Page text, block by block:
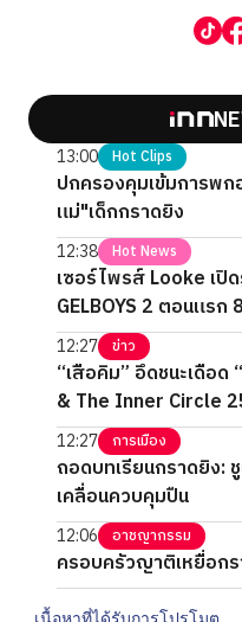
13:00 Hot Clips
ปกครองคุมเข้มการพ
แม่"เด็กกราดยิง
12:38 Hot News
เซอร์ไพรส์ Looke เปิ
GELBOYS 2 ตอนแรก
12:27 ข่าว
“เสือคิม” อึดชนะเดือ
& The Inner Circle
12:27 การเมือง
ถอดบทเรียนกราดยิง:
เคลื่อนควบคุมปืน
12:06 อาชญากรรม
ครอบครัวญาติเหยื่อก